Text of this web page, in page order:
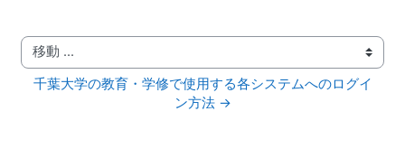
移動 ...
千葉大学の教育・学修で使用する各システムへのログイ
ン方法 →